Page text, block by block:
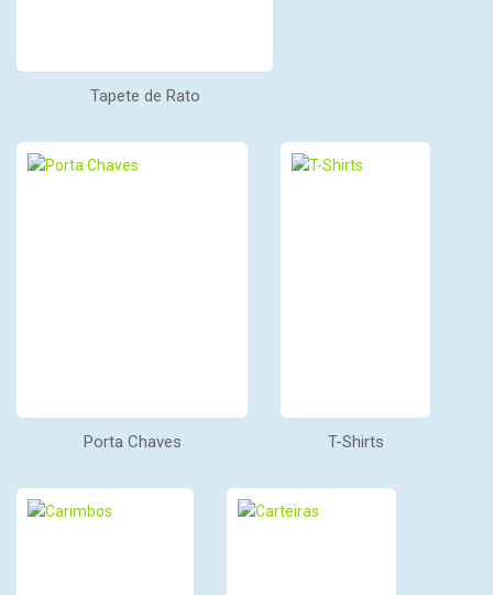
Tapete de Rato
Porta Chaves T-Shirts